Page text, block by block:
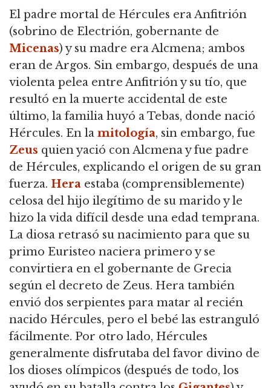
El padre mortal de Hércules era Anfitrión
(sobrino de Electrión, gobernante de
Micenas) y su madre era Alcmena; ambos
eran de Argos. Sin embargo, después de una
violenta pelea entre Anfitrión y su tío, que
resultó en la muerte accidental de este
último, la familia huyó a Tebas, donde nació
Hércules. En la mitología, sin embargo, fue
Zeus quien yació con Alcmena y fue padre
de Hércules, explicando el origen de su gran
fuerza. Hera estaba (comprensiblemente)
celosa del hijo ilegítimo de su marido y le
hizo la vida difícil desde una edad temprana.
La diosa retrasó su nacimiento para que su
primo Euristeo naciera primero y se
convirtiera en el gobernante de Grecia
según el decreto de Zeus. Hera también
envió dos serpientes para matar al recién
nacido Hércules, pero el bebé las estranguló
fácilmente. Por otro lado, Hércules
generalmente disfrutaba del favor divino de
los dioses olímpicos (después de todo, los